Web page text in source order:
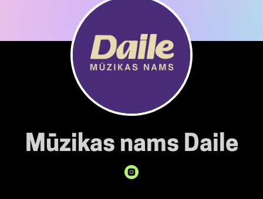
Mūzikas nams Daile